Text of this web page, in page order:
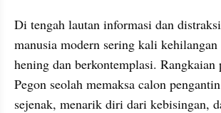
Di tengah lautan informasi dan
manusia modern sering kali
hening dan berkontemplasi. Rangkaian
Pegon seolah memaksa calon
sejenak, menarik diri dari kebisingan,